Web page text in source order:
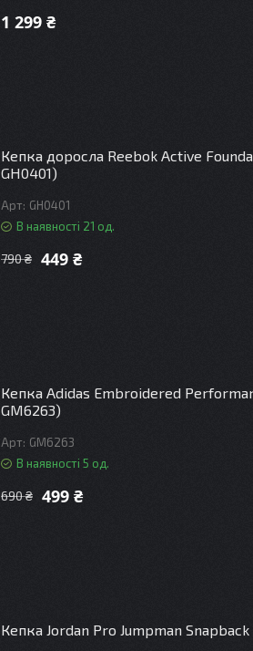
1 299 ₴
Кепка доросла Reebok Active
GH0401)
GH0401
В наявності 21 од.
790 ₴ 449 ₴
Кепка Adidas Embroidered
GM6263)
GM6263
В наявності 5 од.
690 ₴ 499 ₴
Кепка Jordan Pro Jumpman Snapback